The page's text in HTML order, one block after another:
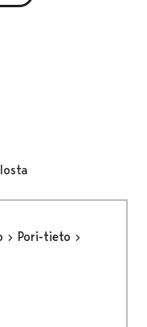
Pori-tieto